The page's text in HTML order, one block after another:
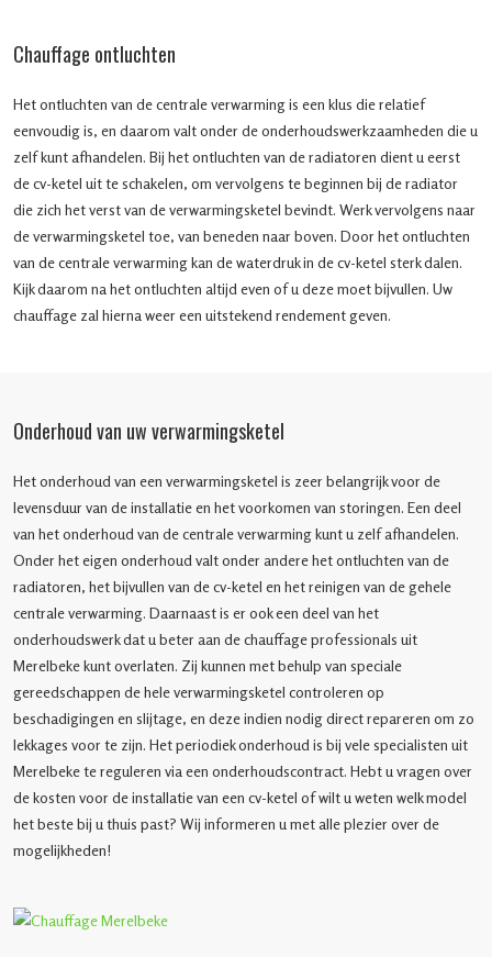
Chauffage ontluchten
Het ontluchten van de centrale verwarming is een klus die relatief
eenvoudig is, en daarom valt onder de onderhoudswerkzaamheden die u
zelf kunt afhandelen. Bij het ontluchten van de radiatoren dient u eerst
de cv-ketel uit te schakelen, om vervolgens te beginnen bij de radiator
die zich het verst van de verwarmingsketel bevindt. Werk vervolgens naar
de verwarmingsketel toe, van beneden naar boven. Door het ontluchten
van de centrale verwarming kan de waterdruk in de cv-ketel sterk dalen.
Kijk daarom na het ontluchten altijd even of u deze moet bijvullen. Uw
chauffage zal hierna weer een uitstekend rendement geven.
Onderhoud van uw verwarmingsketel
Het onderhoud van een verwarmingsketel is zeer belangrijk voor de
levensduur van de installatie en het voorkomen van storingen. Een deel
van het onderhoud van de centrale verwarming kunt u zelf afhandelen.
Onder het eigen onderhoud valt onder andere het ontluchten van de
radiatoren, het bijvullen van de cv-ketel en het reinigen van de gehele
centrale verwarming. Daarnaast is er ook een deel van het
onderhoudswerk dat u beter aan de chauffage professionals uit
Merelbeke kunt overlaten. Zij kunnen met behulp van speciale
gereedschappen de hele verwarmingsketel controleren op
beschadigingen en slijtage, en deze indien nodig direct repareren om zo
lekkages voor te zijn. Het periodiek onderhoud is bij vele specialisten uit
Merelbeke te reguleren via een onderhoudscontract. Hebt u vragen over
de kosten voor de installatie van een cv-ketel of wilt u weten welk model
het beste bij u thuis past? Wij informeren u met alle plezier over de
mogelijkheden!